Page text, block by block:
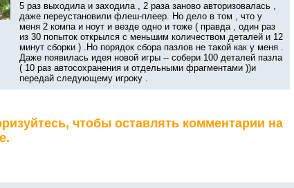
5 раз выходила и заходила , 2 раза заново авторизовалась ,
даже переустановили флеш-плеер. Но дело в том , что у
меня 2 компа и ноут и везде одно и тоже ( правда , один раз
из 30 попыток открылся с меньшим количеством деталей и 12
минут сборки ) .Но порядок сбора пазлов не такой как у меня .
Даже появилась идея новой игры -- собери 100 деталей пазла
( 10 раз автосохранения и отдельными фрагментами ))и
передай следующему игроку .
чтобы оставлять комментарии на